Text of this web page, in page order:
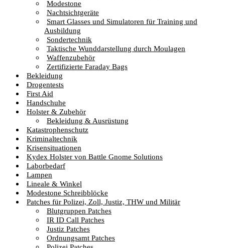
Modestone
Nachtsichtgeräte
Smart Glasses und Simulatoren für Training und
Ausbildung
Sondertechnik
Taktische Wunddarstellung durch Moulagen
Waffenzubehör
Zertifizierte Faraday Bags
Bekleidung
Drogentests
First Aid
Handschuhe
Holster & Zubehör
Bekleidung & Ausrüstung
Katastrophenschutz
Kriminaltechnik
Krisensituationen
Kydex Holster von Battle Gnome Solutions
Laborbedarf
Lampen
Lineale & Winkel
Modestone Schreibblöcke
Patches für Polizei, Zoll, Justiz, THW und Militär
Blutgruppen Patches
IR ID Call Patches
Justiz Patches
Ordnungsamt Patches